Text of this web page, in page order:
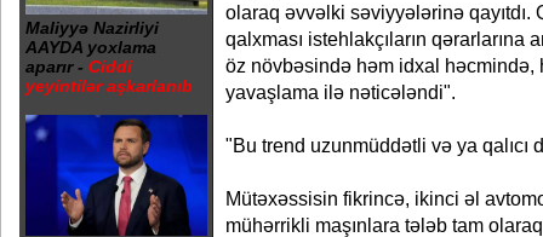
Maliyyə Nazirliyi
AAYDA yoxlama
aparır - Ciddi
yeyintilər aşkarlanıb
olaraq əvvəlki səviyyələrinə
qalxması istehlakçıların qərarlarına
öz növbəsində həm idxal həcmində,
yavaşlama ilə nəticələndi".
"Bu trend uzunmüddətli və ya qalıcı
Mütəxəssisin fikrincə, ikinci əl
mühərrikli maşınlara tələb tam